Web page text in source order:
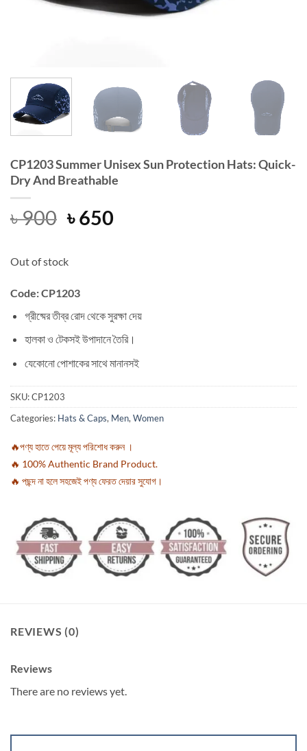
CP1203 Summer Unisex Sun Protection Hats: Quick-
Dry And Breathable
৳900 Original
was:
৳650Current
Out of stock
Code: CP1203
গ্রীষ্মের তীব্র রোদ থেকে সুরক্ষা দেয়
হালকা ও টেকসই উপাদানে তৈরি।
যেকোনো পোশাকের সাথে মানানসই
SKU:CP1203
Categories: Hats & Caps, Men, Women
🔥পণ্য হাতে পেয়ে মূল্য পরিশোধ করুন ।
🔥 100% Authentic Brand Product.
🔥 পছন্দ না হলে সহজেই পণ্য ফেরত দেয়ার সুযোগ।
REVIEWS (0)
Reviews
There are no reviews yet.